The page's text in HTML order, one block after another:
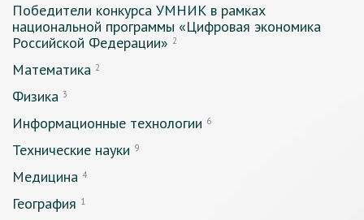
Победители конкурса УМНИК в рамках
национальной программы «Цифровая экономика
Российской Федерации» 2
Математика 2
Физика 3
Информационные технологии 6
Технические науки 9
Медицина 4
География 1